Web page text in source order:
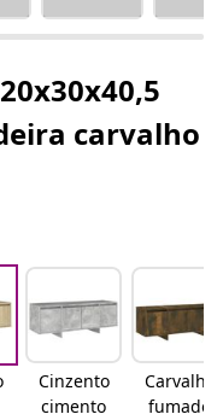
carvalho
Cinzento
cimento
Carvalho
fumado